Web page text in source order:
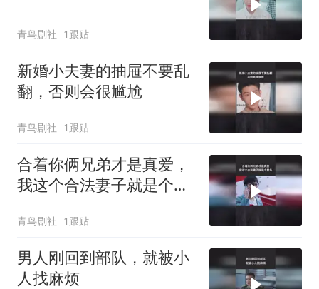
青鸟剧社 1跟贴
新婚小夫妻的抽屉不要乱
翻，否则会很尴尬
青鸟剧社 1跟贴
合着你俩兄弟才是真爱，
我这个合法妻子就是个意
青鸟剧社 1跟贴
男人刚回到部队，就被小
人找麻烦